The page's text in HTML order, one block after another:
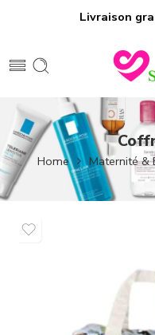
Livraison
Home Maternité &